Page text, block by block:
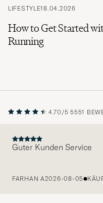
LIFESTYLE18.04.2026
How to Get Started
Running
4.70/5 5551
Guter Kunden Service
FARHAN A2026-08-05